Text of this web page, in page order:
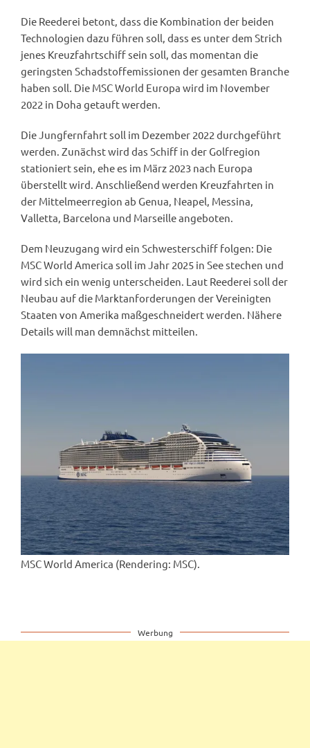
Die Reederei betont, dass die Kombination der beiden
Technologien dazu führen soll, dass es unter dem Strich
jenes Kreuzfahrtschiff sein soll, das momentan die
geringsten Schadstoffemissionen der gesamten Branche
haben soll. Die MSC World Europa wird im November
2022 in Doha getauft werden.
Die Jungfernfahrt soll im Dezember 2022 durchgeführt
werden. Zunächst wird das Schiff in der Golfregion
stationiert sein, ehe es im März 2023 nach Europa
überstellt wird. Anschließend werden Kreuzfahrten in
der Mittelmeerregion ab Genua, Neapel, Messina,
Valletta, Barcelona und Marseille angeboten.
Dem Neuzugang wird ein Schwesterschiff folgen: Die
MSC World America soll im Jahr 2025 in See stechen und
wird sich ein wenig unterscheiden. Laut Reederei soll der
Neubau auf die Marktanforderungen der Vereinigten
Staaten von Amerika maßgeschneidert werden. Nähere
Details will man demnächst mitteilen.
MSC World America (Rendering: MSC).
Werbung